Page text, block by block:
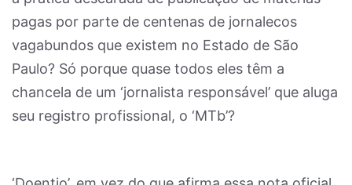
pagas por parte de centenas de jornalecos
vagabundos que existem no Estado de São
Paulo? Só porque quase todos eles têm a
chancela de um ‘jornalista responsável’ que aluga
seu registro profissional, o ‘MTb’?